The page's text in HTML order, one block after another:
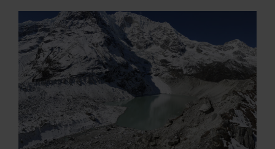
PRENUMERERA PÅ F&F
ANNONSERA I F&F
OM F&F